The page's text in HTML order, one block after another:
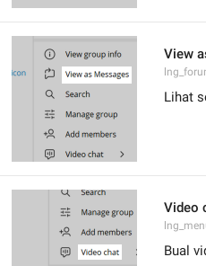
View
Lihat
Video
Bual